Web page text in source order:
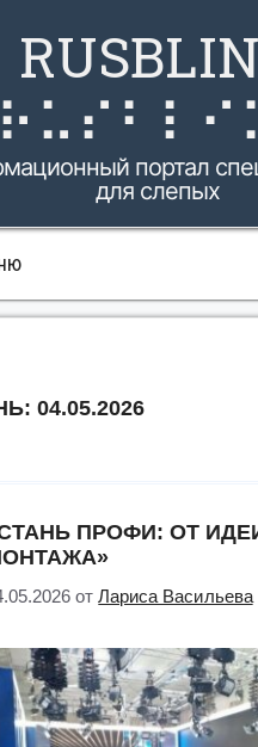
портал
для слепых
04.05.2026
ПРОФИ: ОТ
отЛариса Васильева